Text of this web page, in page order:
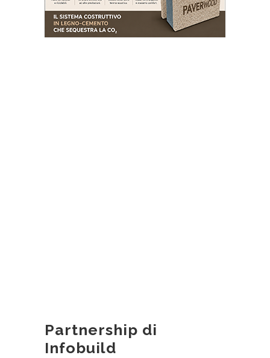
Partnership di
Infobuild